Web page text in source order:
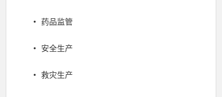
药品监管
安全生产
救灾生产